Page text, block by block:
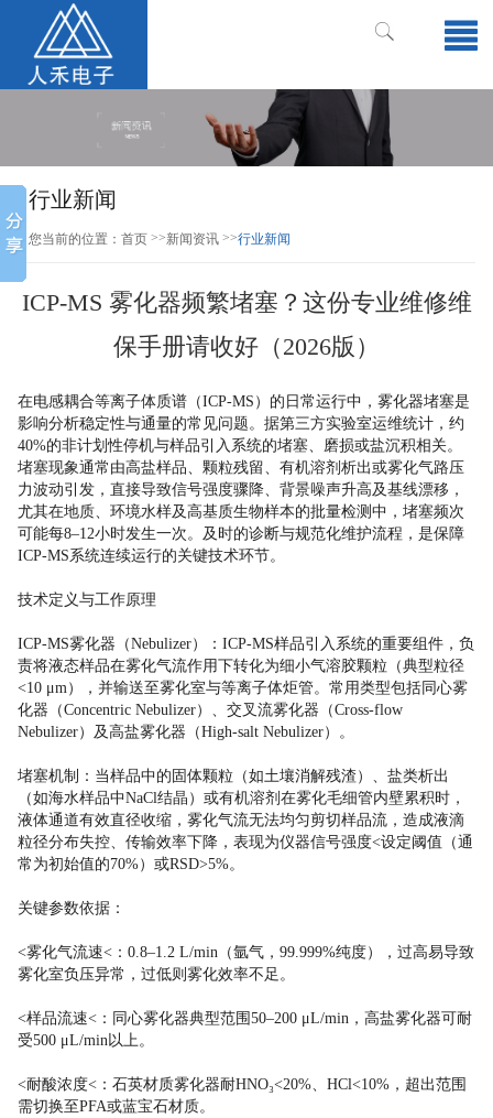
行业新闻
您当前的位置： 首页 >>新闻资讯 >>行业新闻
ICP-MS 雾化器频繁堵塞？这份专业维修维
保手册请收好（2026版）
在电感耦合等离子体质谱（ICP-MS）的日常运行中，雾化器堵塞是
影响分析稳定性与通量的常见问题。据第三方实验室运维统计，约
40%的非计划性停机与样品引入系统的堵塞、磨损或盐沉积相关。
堵塞现象通常由高盐样品、颗粒残留、有机溶剂析出或雾化气路压
力波动引发，直接导致信号强度骤降、背景噪声升高及基线漂移，
尤其在地质、环境水样及高基质生物样本的批量检测中，堵塞频次
可能每8–12小时发生一次。及时的诊断与规范化维护流程，是保障
ICP-MS系统连续运行的关键技术环节。
技术定义与工作原理
ICP-MS雾化器（Nebulizer）：ICP-MS样品引入系统的重要组件，负
责将液态样品在雾化气流作用下转化为细小气溶胶颗粒（典型粒径
<10 μm），并输送至雾化室与等离子体炬管。常用类型包括同心雾
化器（Concentric Nebulizer）、交叉流雾化器（Cross-flow
Nebulizer）及高盐雾化器（High-salt Nebulizer）。
堵塞机制：当样品中的固体颗粒（如土壤消解残渣）、盐类析出
（如海水样品中NaCl结晶）或有机溶剂在雾化毛细管内壁累积时，
液体通道有效直径收缩，雾化气流无法均匀剪切样品流，造成液滴
粒径分布失控、传输效率下降，表现为仪器信号强度<设定阈值（通
常为初始值的70%）或RSD>5%。
关键参数依据：
<雾化气流速<：0.8–1.2 L/min（氩气，99.999%纯度），过高易导致
雾化室负压异常，过低则雾化效率不足。
<样品流速<：同心雾化器典型范围50–200 μL/min，高盐雾化器可耐
受500 μL/min以上。
<耐酸浓度<：石英材质雾化器耐HNO₃<20%、HCl<10%，超出范围
需切换至PFA或蓝宝石材质。